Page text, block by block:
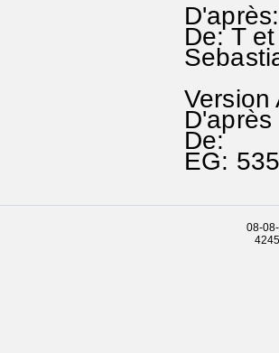
De: T
Version
De:
EG:
08-